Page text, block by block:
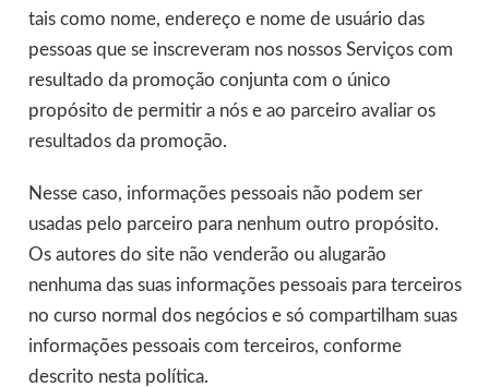
tais como nome, endereço e nome de usuário das
pessoas que se inscreveram nos nossos Serviços com
resultado da promoção conjunta com o único
propósito de permitir a nós e ao parceiro avaliar os
resultados da promoção.
Nesse caso, informações pessoais não podem ser
usadas pelo parceiro para nenhum outro propósito.
Os autores do site não venderão ou alugarão
nenhuma das suas informações pessoais para terceiros
no curso normal dos negócios e só compartilham suas
informações pessoais com terceiros, conforme
descrito nesta política.